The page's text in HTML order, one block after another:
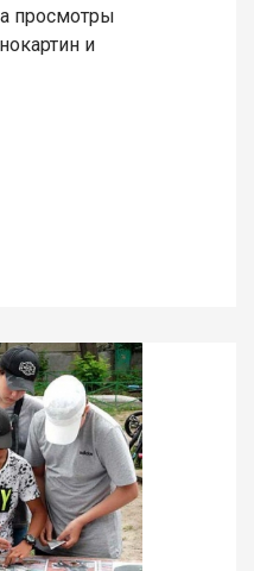
просмотры
и